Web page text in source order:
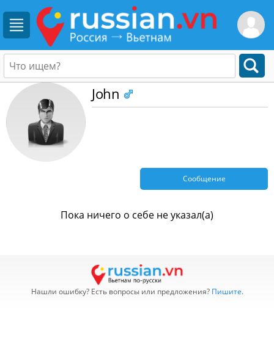
John
Сообщение
Пока ничего о себе не указал(а)
Нашли ошибку? Есть вопросы или предложения? Пишите.